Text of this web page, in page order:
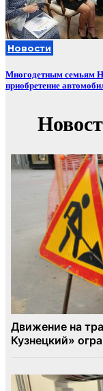
Новости
Многодетным семьям
приобретение